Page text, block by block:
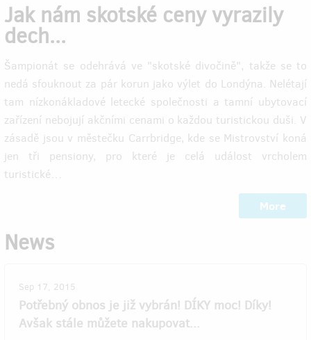
Jak nám skotské ceny vyrazily
dech...
Šampionát se odehrává ve "skotské divočině", takže se to
nedá sfouknout za pár korun jako výlet do Londýna. Nelétají
tam nízkonákladové letecké společnosti a tamní ubytovací
zařízení nebojují akčními cenami o každou turistickou duši. V
zásadě jsou v městečku Carrbridge, kde se Mistrovství koná
jen tři pensiony, pro které je celá událost vrcholem
turistické…
More
News
Sep 17, 2015
Potřebný obnos je již vybrán! DÍKY moc! Díky!
Avšak stále můžete nakupovat...